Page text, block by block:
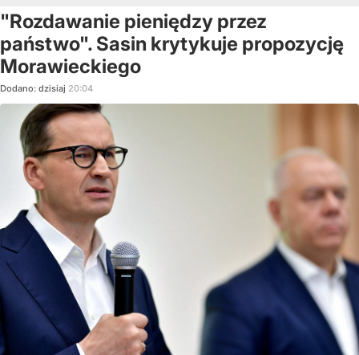
"Rozdawanie pieniędzy przez
państwo". Sasin krytykuje propozycję
Morawieckiego
Dodano: dzisiaj 20:04